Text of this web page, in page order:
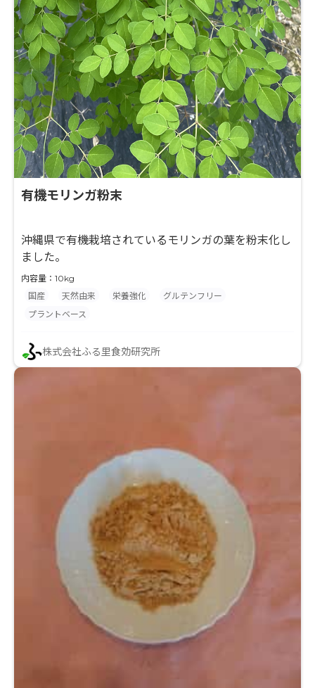
有機モリンガ粉末
沖縄県で有機栽培されているモリンガの葉を粉末化し
ました。
内容量：10kg
国産
天然由来 栄養強化
グルテンフリー
プラントベース
株式会社ふる里食効研究所